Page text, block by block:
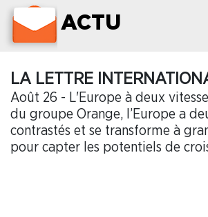
ACTU
LA LETTRE
Août 26 - L'Europe à deux
du groupe Orange, l’Europe a
contrastés et se transforme à
pour capter les potentiels de